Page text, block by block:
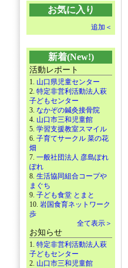
お気に入り
追加＜
新着(New!)
活動レポート
1. 山口県児童センター
2. 特定非営利活動法人萩
子どもセンター
3. なかぞの鍼灸接骨院
4. 山口市三和児童館
5. 学習支援教室スマイル
6. 子育てサークル 菜の花
畑
7. 一般社団法人 彦島ぽれ
ぽれ
8. 生活協同組合コープや
まぐち
9. 子ども食堂 とまと
10. 岩国食育ネットワーク
歩
全て表示＞
お知らせ
1. 特定非営利活動法人萩
子どもセンター
2. 山口市三和児童館